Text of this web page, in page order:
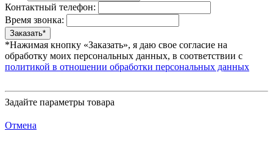
Контактный телефон:
Время звонка:
*Нажимая кнопку «Заказать», я даю свое согласие на
обработку моих персональных данных, в соответствии с
политикой в отношении обработки персональных данных
Задайте параметры товара
Отмена